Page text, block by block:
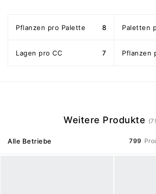
Pflanzen pro Palette 8 Paletten
Lagen pro CC 7 Pflanzen
Weitere Produkte
Alle Betriebe 799